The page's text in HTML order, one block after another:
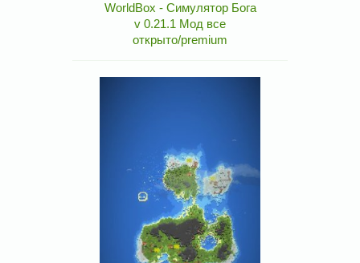
WorldBox - Симулятор Бога
v 0.21.1 Мод все
открыто/premium